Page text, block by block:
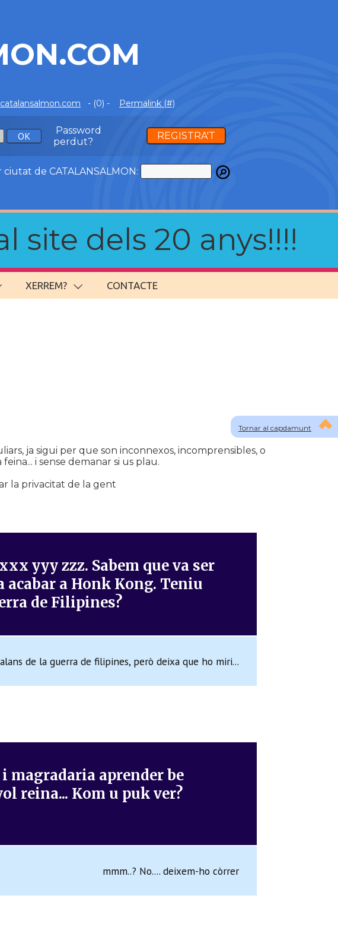
- (0) - Permalink (#)
Password
perdut?
REGISTRA'T
ciutat de CATALANSALMON:
site dels 20 anys!!!!
XERREM? CONTACTE
Tornar al capdamunt
ja sigui per que son inconnexos, incomprensibles, o
i sense demanar si us plau.
la privacitat de la gent
yyy zzz. Sabem que va ser
a Honk Kong. Teniu
de Filipines?
de la guerra de filipines, però deixa que ho miri...
magradaria aprender be
reina... Kom u puk ver?
mmm..? No.... deixem-ho còrrer